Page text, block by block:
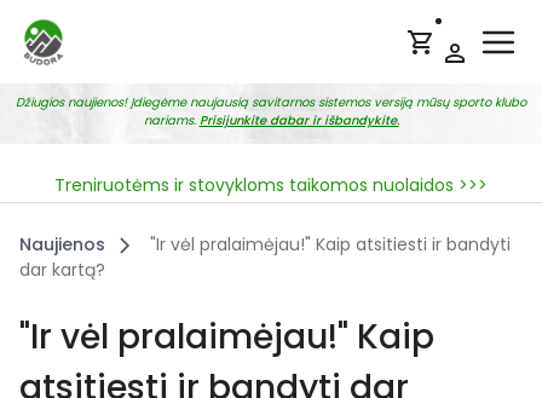
Džiugios naujienos! Įdiegėme naujausią savitarnos sistemos versiją mūsų sporto klubo
nariams. Prisijunkite dabar ir išbandykite.
Treniruotėms ir stovykloms taikomos nuolaidos >>>
Naujienos
"Ir vėl pralaimėjau!" Kaip atsitiesti ir bandyti
dar kartą?
"Ir vėl pralaimėjau!" Kaip
atsitiesti ir bandyti dar